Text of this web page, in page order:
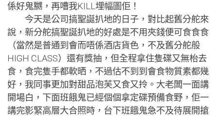
係好鬼嬲，再嘈我KILL埋幅圖佢！
今天是公司搞聖誕扒地的日子，對比起舊分舵來
說，新分舵搞聖誕扒地的好處是不用夾錢便可食食食
（當然是普通到會而唔係酒店貨色，不及舊分舵般
HIGH CLASS）還有獎抽，但全程拿住隻碟又無枱去
食，食完隻手都軟晒，不過估不到到會食物質素都幾
好，我同事更加對甜品泡芙又食又拎。大老闆一面講
開場白，下面班餓鬼已經個個拿定碟預備食野，佢一
講完影緊高層大合照時，台下班餓鬼急不及待展開搶